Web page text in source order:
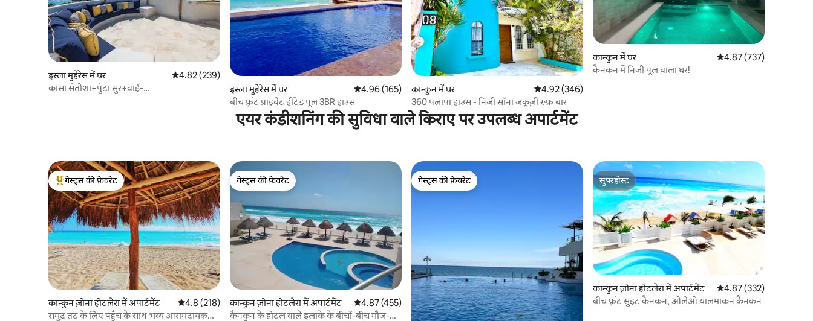
इस्ला मुहेरेस में घर औसत रेटिंग 5 में से 4.82, 239 समीक्षाएँ
4.82 (239)
कासा संतोशा+पुंटा सुर+वाई-
इस्ला मुहेरेस में घर औसत रेटिंग 5 में से 4.96, 165 समीक्षाएँ
4.96 (165)
बीच फ़्रंट प्राइवेट हीटेड पूल 3BR हाउस
कान्कुन में घर औसत रेटिंग 5 में से 4.92, 346 समीक्षाएँ
4.92 (346)
360 पलापा हाउस - निजी सॉना जकूज़ी रूफ़ बार
कान्कुन में घर औसत रेटिंग 5 में से 4.87,
4.87 (737)
कैनकन में निजी पूल वाला घर!
एयर कंडीशनिंग की सुविधा वाले किराए पर उपलब्ध अपार्टमेंट
गेस्ट्स का टॉप फ़ेवरेट
गेस्ट्स की फ़ेवरेट
कान्कुन ज़ोना होटलेरा में अपार्टमेंट औसत रेटिंग 5 में से 4.8, 218 समीक्षाएँ
4.8 (218)
समुद्र तट के लिए पहुँच के साथ भव्य आरामदायक
गेस्ट्स की फ़ेवरेट
गेस्ट्स की फ़ेवरेट
कान्कुन ज़ोना होटलेरा में अपार्टमेंट औसत रेटिंग 5 में से 4.87, 455 समीक्षाएँ
4.87 (455)
कैनकुन के होटल वाले इलाके के बीचों-बीच मौज-
गेस्ट्स की फ़ेवरेट
गेस्ट्स की फ़ेवरेट
सुपरहोस्ट
सुपरहोस्ट
कान्कुन ज़ोना होटलेरा में अपार्टमेंट औसत रेटिंग 5 में से 4.87,
4.87 (332)
बीच फ़्रंट सुइट कैनकन, ओलेओ यालमाकन कैनकन